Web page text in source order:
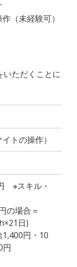
（未経験可）
ただくことに
トの操作）
※スキル・
の場合＝
日)
円・10
円